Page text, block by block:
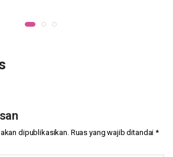
dipublikasikan. Ruas yang wajib ditandai*